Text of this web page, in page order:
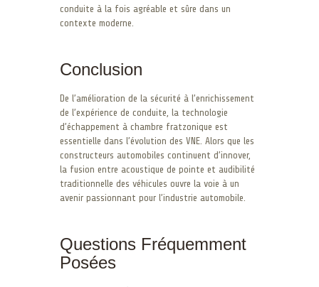
conduite à la fois agréable et sûre dans un
contexte moderne.
Conclusion
De l’amélioration de la sécurité à l’enrichissement
de l’expérience de conduite, la technologie
d’échappement à chambre fratzonique est
essentielle dans l’évolution des VNE. Alors que les
constructeurs automobiles continuent d’innover,
la fusion entre acoustique de pointe et audibilité
traditionnelle des véhicules ouvre la voie à un
avenir passionnant pour l’industrie automobile.
Questions Fréquemment
Posées